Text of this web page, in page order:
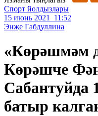
Спорт йолдызлары
15 июнь 2021 11:52
Энҗе Габдуллина
«Көрәшмәм
Көрәшче
Сабантуйда
батыр